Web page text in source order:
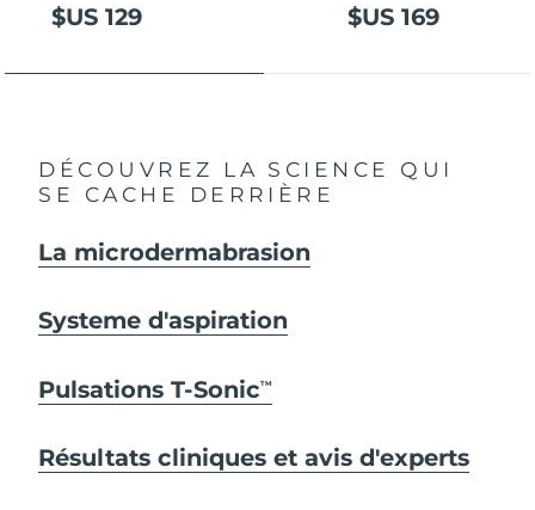
$US 129 $US 169
DÉCOUVREZ LA SCIENCE QUI
SE CACHE DERRIÈRE
La microdermabrasion
Systeme d'aspiration
Pulsations T-SonicTM
Résultats cliniques et avis d'experts